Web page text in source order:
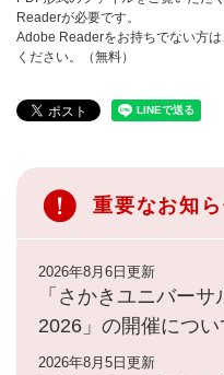
Readerが必要です。
Adobe Readerをお持ちでない方
ください。（無料）
重要なお知
2026年8月6日更新
「さかきユニバー
2026」の開催につい
2026年8月5日更新